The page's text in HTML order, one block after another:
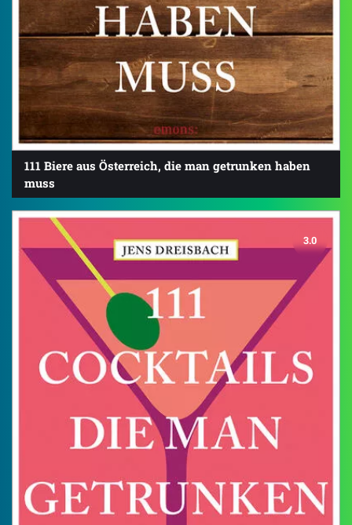
111 Biere aus Österreich, die man getrunken haben
muss
3.0